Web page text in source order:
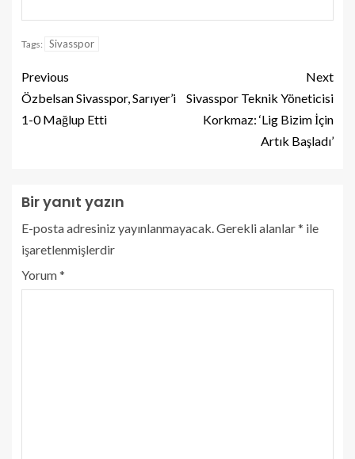
Tags: Sivasspor
Previous
Özbelsan Sivasspor, Sarıyer’i
1-0 Mağlup Etti
Next
Sivasspor Teknik Yöneticisi
Korkmaz: ‘Lig Bizim İçin
Artık Başladı’
Bir yanıt yazın
E-posta adresiniz yayınlanmayacak. Gerekli alanlar* ile
işaretlenmişlerdir
Yorum*